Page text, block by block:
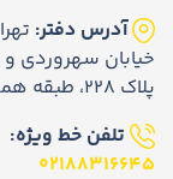
آدرس دفتر:
خیابان سهروردی
پلاک 228، طبقه همکف
تلفن خط ویژه:
02188316645